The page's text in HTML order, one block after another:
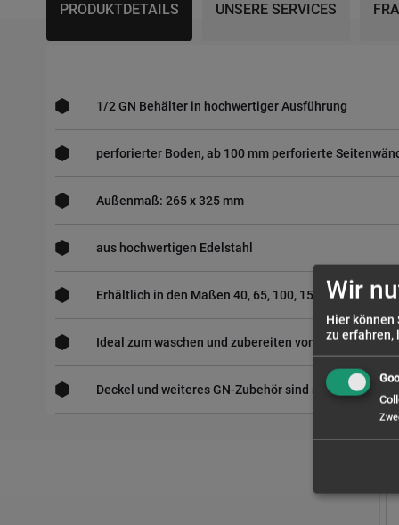
PRODUKTDETAILS
1/2 GN Behälter in hochwertiger Ausführung
perforierter Boden, ab 100 mm perforierte
Außenmaß: 265 x 325 mm
aus hochwertigen Edelstahl
Erhältlich in den Maßen 40, 65, 100, 150, 200 mm
Ideal zum waschen und zubereiten von
Deckel und weiteres GN-Zubehör sind separat
UNSERE SERVICES
Wir
Hier können
zu erfahren,